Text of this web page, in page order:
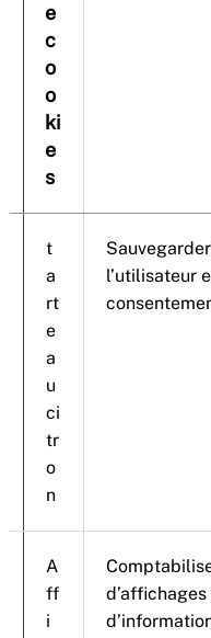
e
c
o
o
ki
e
s
t
a
rt
e
a
u
ci
tr
o
n
l’utilisateur
A
ff
i